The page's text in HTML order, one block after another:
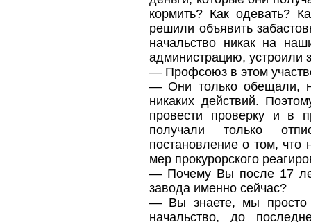
кормить? Как одевать?
решили объявить
начальство никак на
администрацию, устроили
— Профсоюз в этом
— Они только обещали,
никаких действий.
провести проверку и в
получали только
постановление о том,
мер прокурорского
— Почему Вы после 17
завода именно сейчас?
— Вы знаете, мы просто
начальство, до